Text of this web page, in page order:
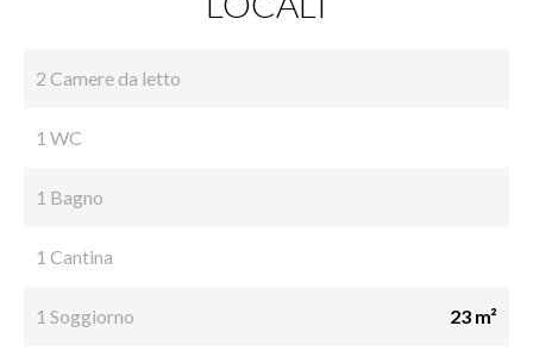
2 Camere da letto
1 WC
1 Bagno
1 Cantina
1 Soggiorno 23 m²